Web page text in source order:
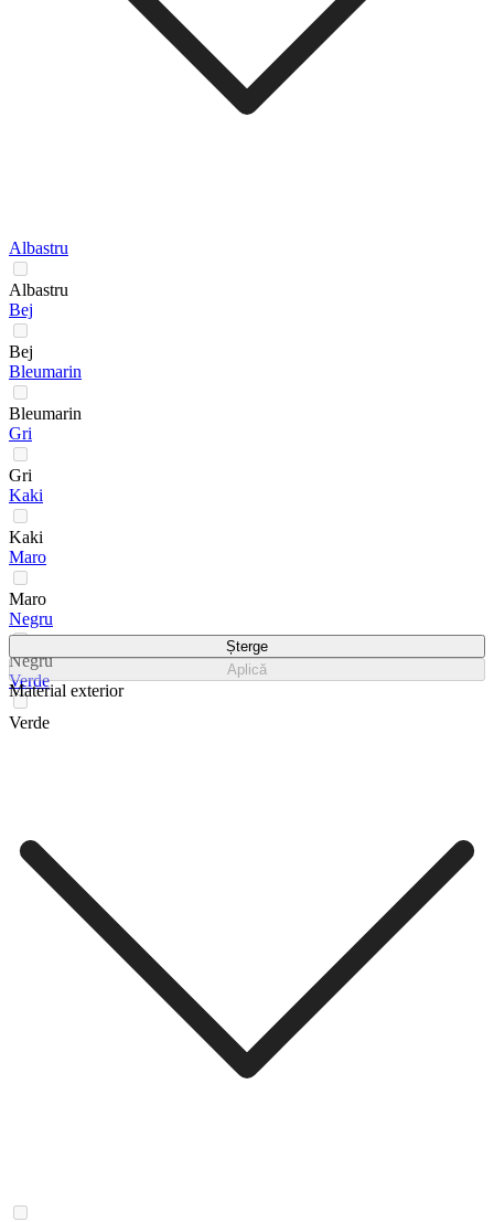
Albastru
Albastru
Bej
Bej
Bleumarin
Bleumarin
Gri
Gri
Kaki
Kaki
Maro
Maro
Negru
Negru
Verde
Verde
Șterge
Aplică
Material exterior